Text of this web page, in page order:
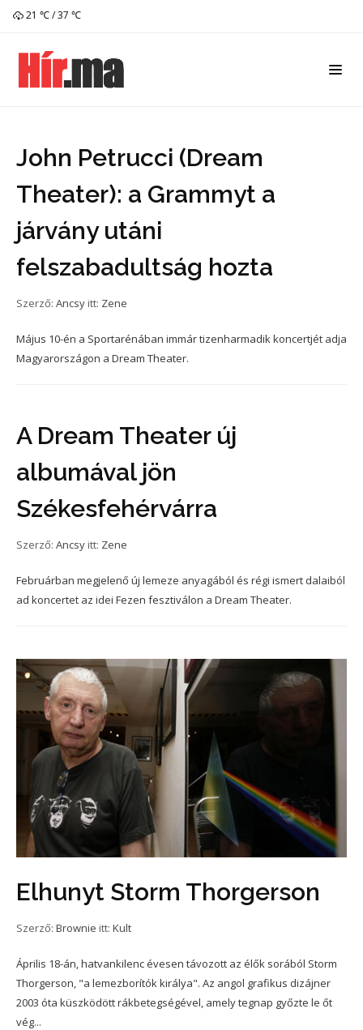
21 ℃ / 37 ℃
John Petrucci (Dream
Theater): a Grammyt a
járvány utáni
felszabadultság hozta
Szerző: Ancsy itt: Zene
Május 10-én a Sportarénában immár tizenharmadik koncertjét adja
Magyarországon a Dream Theater.
A Dream Theater új
albumával jön
Székesfehérvárra
Szerző: Ancsy itt: Zene
Februárban megjelenő új lemeze anyagából és régi ismert dalaiból
ad koncertet az idei Fezen fesztiválon a Dream Theater.
Elhunyt Storm Thorgerson
Szerző: Brownie itt: Kult
Április 18-án, hatvankilenc évesen távozott az élők sorából Storm
Thorgerson, "a lemezborítók királya". Az angol grafikus dizájner
2003 óta küszködött rákbetegségével, amely tegnap győzte le őt
vég...